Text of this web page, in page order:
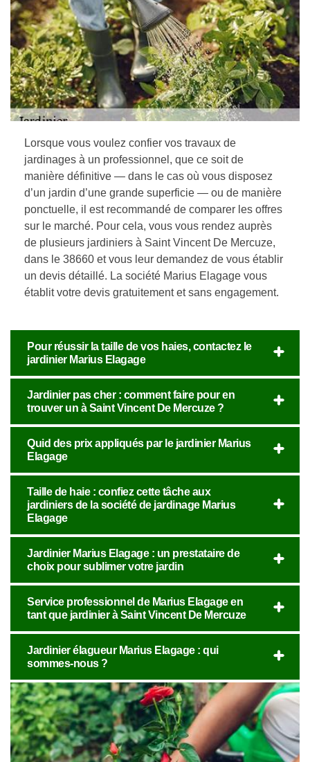
Lorsque vous voulez confier vos travaux de
jardinages à un professionnel, que ce soit de
manière définitive — dans le cas où vous disposez
d’un jardin d’une grande superficie — ou de manière
ponctuelle, il est recommandé de comparer les offres
sur le marché. Pour cela, vous vous rendez auprès
de plusieurs jardiniers à Saint Vincent De Mercuze,
dans le 38660 et vous leur demandez de vous établir
un devis détaillé. La société Marius Elagage vous
établit votre devis gratuitement et sans engagement.
Pour réussir la taille de vos haies, contactez le
jardinier Marius Elagage
Jardinier pas cher : comment faire pour en
trouver un à Saint Vincent De Mercuze ?
Quid des prix appliqués par le jardinier Marius
Elagage
Taille de haie : confiez cette tâche aux
jardiniers de la société de jardinage Marius
Elagage
Jardinier Marius Elagage : un prestataire de
choix pour sublimer votre jardin
Service professionnel de Marius Elagage en
tant que jardinier à Saint Vincent De Mercuze
Jardinier élagueur Marius Elagage : qui
sommes-nous ?